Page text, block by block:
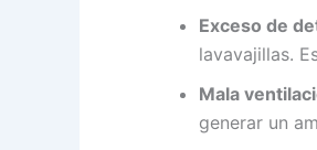
Exceso de
lavavajillas.
Mala
generar un